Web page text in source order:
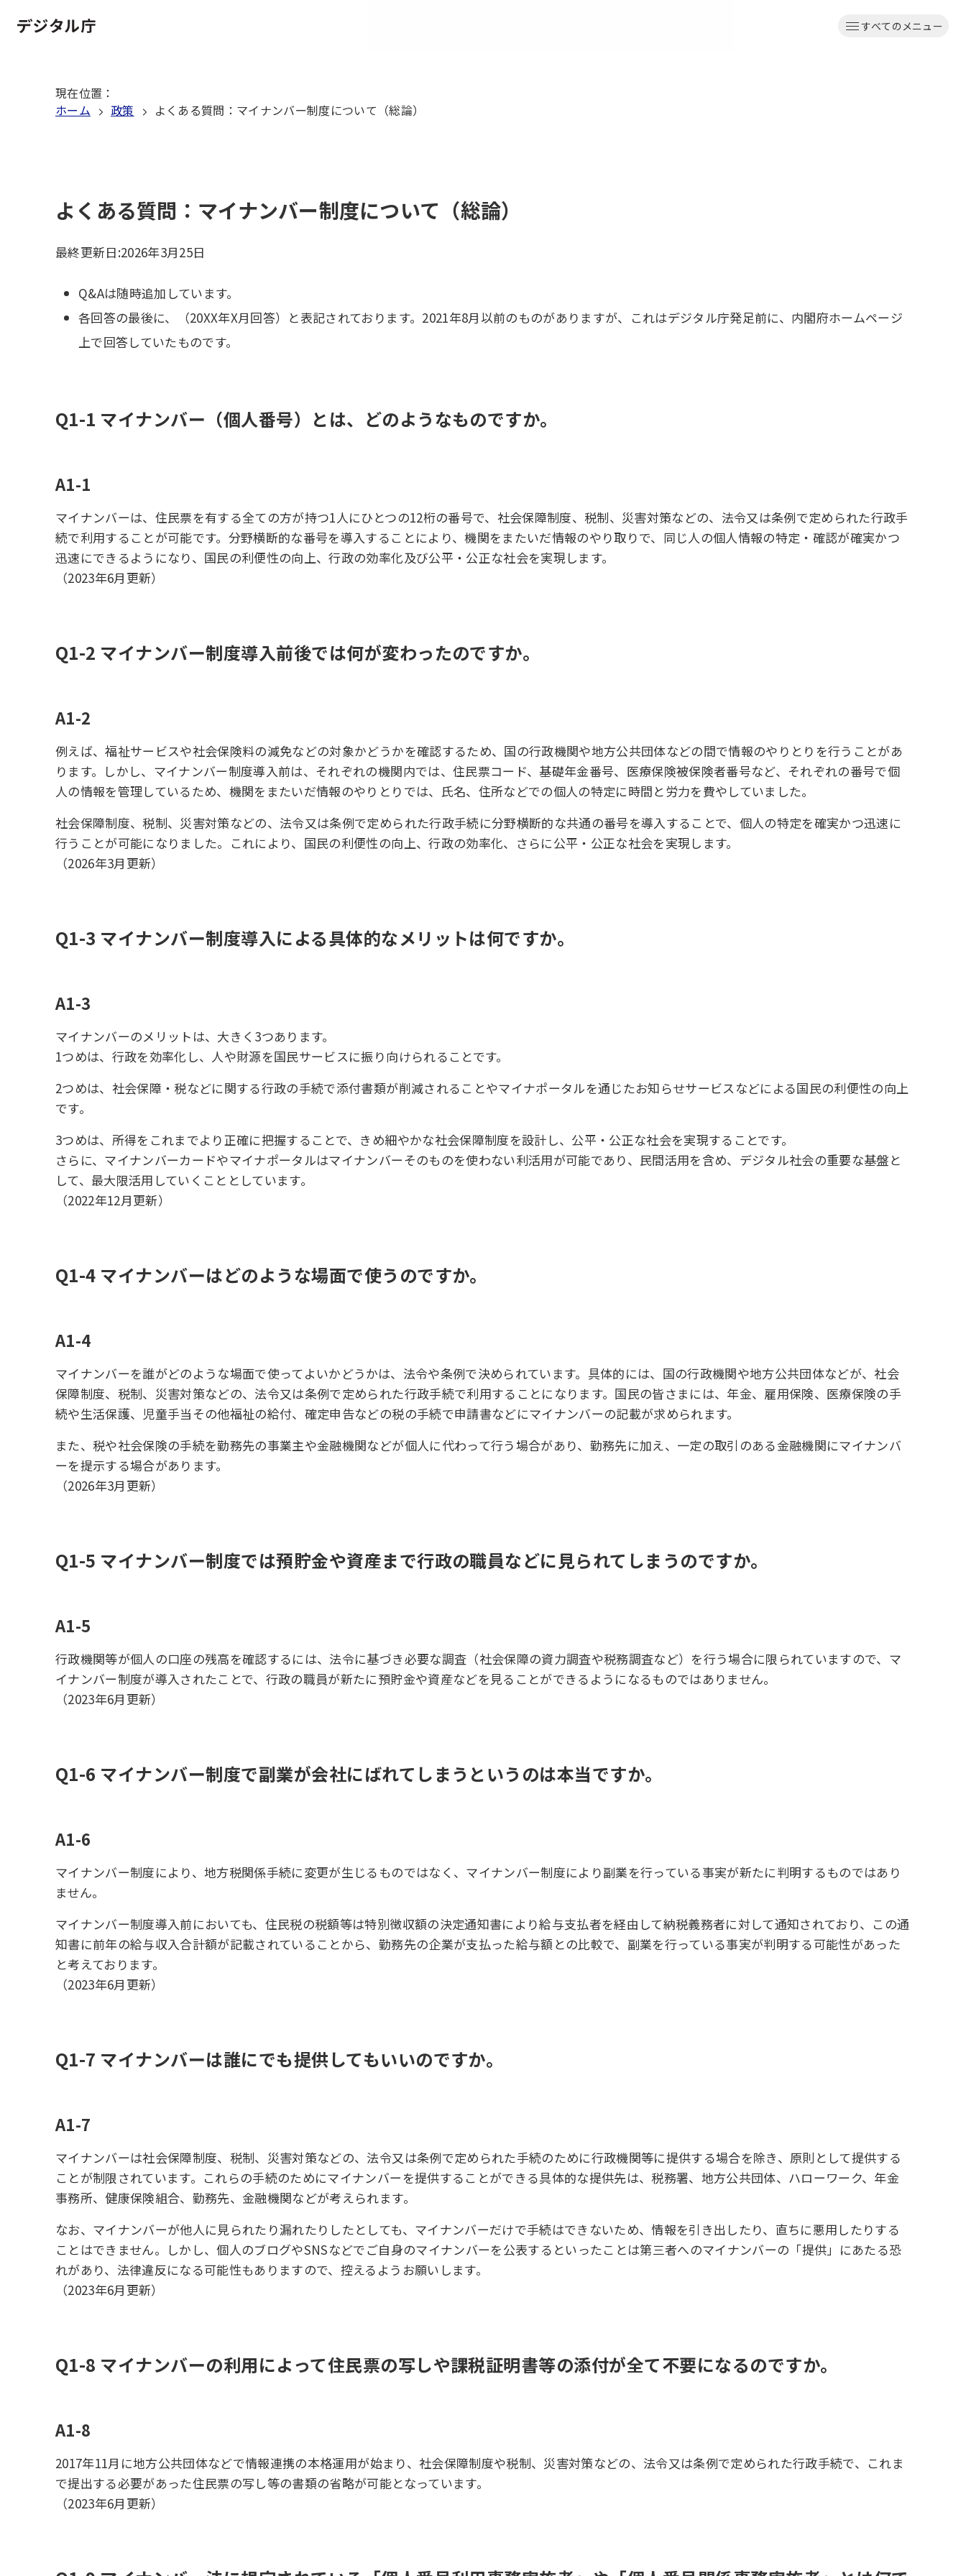
文
すべてのメニュー
現在位置 ：
ホーム
政策 よくある質問：マイナンバー制度について（総論）
よくある質問：マイナンバー制度について（総論）
最終更新日:2026年3月25日
Q&Aは随時追加しています。
各回答の最後に、（20XX年X月回答）と表記されております。2021年8月以前のものがありますが、これはデジタル庁発足前に、内閣府ホームページ
上で回答していたものです。
Q1-1 マイナンバー（個人番号）とは、どのようなものですか。
A1-1
マイナンバーは、住民票を有する全ての方が持つ1人にひとつの12桁の番号で、社会保障制度、税制、災害対策などの、法令又は条例で定められた行政手
続で利用することが可能です。分野横断的な番号を導入することにより、機関をまたいだ情報のやり取りで、同じ人の個人情報の特定・確認が確実かつ
迅速にできるようになり、国民の利便性の向上、行政の効率化及び公平・公正な社会を実現します。
（2023年6月更新）
Q1-2 マイナンバー制度導入前後では何が変わったのですか。
A1-2
例えば、福祉サービスや社会保険料の減免などの対象かどうかを確認するため、国の行政機関や地方公共団体などの間で情報のやりとりを行うことがあ
ります。しかし、マイナンバー制度導入前は、それぞれの機関内では、住民票コード、基礎年金番号、医療保険被保険者番号など、それぞれの番号で個
人の情報を管理しているため、機関をまたいだ情報のやりとりでは、氏名、住所などでの個人の特定に時間と労力を費やしていました。
社会保障制度、税制、災害対策などの、法令又は条例で定められた行政手続に分野横断的な共通の番号を導入することで、個人の特定を確実かつ迅速に
行うことが可能になりました。これにより、国民の利便性の向上、行政の効率化、さらに公平・公正な社会を実現します。
（2026年3月更新）
Q1-3 マイナンバー制度導入による具体的なメリットは何ですか。
A1-3
マイナンバーのメリットは、大きく3つあります。
1つめは、行政を効率化し、人や財源を国民サービスに振り向けられることです。
2つめは、社会保障・税などに関する行政の手続で添付書類が削減されることやマイナポータルを通じたお知らせサービスなどによる国民の利便性の向上
です。
3つめは、所得をこれまでより正確に把握することで、きめ細やかな社会保障制度を設計し、公平・公正な社会を実現することです。
さらに、マイナンバーカードやマイナポータルはマイナンバーそのものを使わない利活用が可能であり、民間活用を含め、デジタル社会の重要な基盤と
して、最大限活用していくこととしています。
（2022年12月更新）
Q1-4 マイナンバーはどのような場面で使うのですか。
A1-4
マイナンバーを誰がどのような場面で使ってよいかどうかは、法令や条例で決められています。具体的には、国の行政機関や地方公共団体などが、社会
保障制度、税制、災害対策などの、法令又は条例で定められた行政手続で利用することになります。国民の皆さまには、年金、雇用保険、医療保険の手
続や生活保護、児童手当その他福祉の給付、確定申告などの税の手続で申請書などにマイナンバーの記載が求められます。
また、税や社会保険の手続を勤務先の事業主や金融機関などが個人に代わって行う場合があり、勤務先に加え、一定の取引のある金融機関にマイナンバ
ーを提示する場合があります。
（2026年3月更新）
Q1-5 マイナンバー制度では預貯金や資産まで行政の職員などに見られてしまうのですか。
A1-5
行政機関等が個人の口座の残高を確認するには、法令に基づき必要な調査（社会保障の資力調査や税務調査など）を行う場合に限られていますので、マ
イナンバー制度が導入されたことで、行政の職員が新たに預貯金や資産などを見ることができるようになるものではありません。
（2023年6月更新）
Q1-6 マイナンバー制度で副業が会社にばれてしまうというのは本当ですか。
A1-6
マイナンバー制度により、地方税関係手続に変更が生じるものではなく、マイナンバー制度により副業を行っている事実が新たに判明するものではあり
ません。
マイナンバー制度導入前においても、住民税の税額等は特別徴収額の決定通知書により給与支払者を経由して納税義務者に対して通知されており、この通
知書に前年の給与収入合計額が記載されていることから、勤務先の企業が支払った給与額との比較で、副業を行っている事実が判明する可能性があった
と考えております。
（2023年6月更新）
Q1-7 マイナンバーは誰にでも提供してもいいのですか。
A1-7
マイナンバーは社会保障制度、税制、災害対策などの、法令又は条例で定められた手続のために行政機関等に提供する場合を除き、原則として提供する
ことが制限されています。これらの手続のためにマイナンバーを提供することができる具体的な提供先は、税務署、地方公共団体、ハローワーク、年金
事務所、健康保険組合、勤務先、金融機関などが考えられます。
なお、マイナンバーが他人に見られたり漏れたりしたとしても、マイナンバーだけで手続はできないため、情報を引き出したり、直ちに悪用したりする
ことはできません。しかし、個人のブログやSNSなどでご自身のマイナンバーを公表するといったことは第三者へのマイナンバーの「提供」にあたる恐
れがあり、法律違反になる可能性もありますので、控えるようお願いします。
（2023年6月更新）
Q1-8 マイナンバーの利用によって住民票の写しや課税証明書等の添付が全て不要になるのですか。
A1-8
2017年11月に地方公共団体などで情報連携の本格運用が始まり、社会保障制度や税制、災害対策などの、法令又は条例で定められた行政手続で、これま
で提出する必要があった住民票の写し等の書類の省略が可能となっています。
（2023年6月更新）